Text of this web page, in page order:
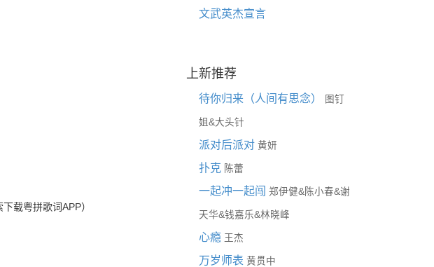
载粤拼歌词APP）
文武英杰宣言
上新推荐
待你归来（人间有思念） 图钉
姐 &大头针
派对后派对 黄妍
扑克 陈蕾
一起冲一起闯 郑伊健&陈小春&谢
天华&钱嘉乐&林晓峰
心瘾 王杰
万岁师表 黄贯中